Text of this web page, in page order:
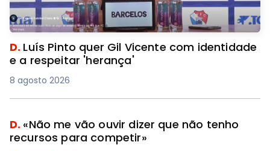
D. Luís Pinto quer Gil Vicente com identidade
e a respeitar 'herança'
8 agosto 2026
D. «Não me vão ouvir dizer que não tenho
recursos para competir»